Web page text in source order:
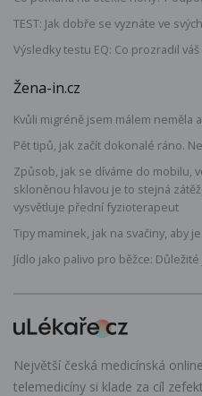
TEST: Jak dobře se vyznáte ve
Výsledky testu EQ: Co prozradil
Žena-in.cz
Kvůli migréně jsem málem neměla
Pět tipů, jak začít dokonalé ráno.
Způsob, jak se díváme do mobilu,
skloněnou hlavou je to stejná
vysvětluje přední fyzioterapeut
Tipy maminek, jak na svačiny, aby
Jídlo jako palivo pro běžce:
Největší česká medicínská
telemedicíny si klade za cíl